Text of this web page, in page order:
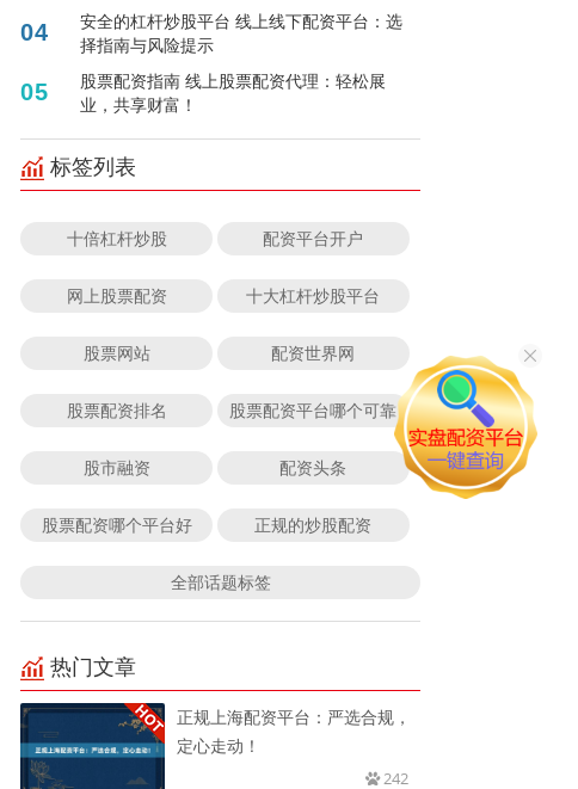
04
安全的杠杆炒股平台 线上线下配资平台：选
择指南与风险提示
05
股票配资指南 线上股票配资代理：轻松展
业，共享财富！
标签列表
十倍杠杆炒股 配资平台开户
网上股票配资 十大杠杆炒股平台
股票网站 配资世界网
股票配资排名 股票配资平台哪个可靠
股市融资 配资头条
股票配资哪个平台好 正规的炒股配资
全部话题标签
热门文章
正规上海配资平台：严选合规，
定心走动！
242